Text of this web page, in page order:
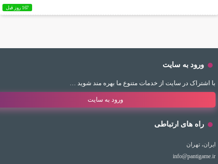
167 روز قبل
ورود به سایت
با اشتراک در سایت از خدمات متنوع ما بهره مند شوید …
ورود به سایت
راه های ارتباطی
ایران، تهران
info@pantigame.ir